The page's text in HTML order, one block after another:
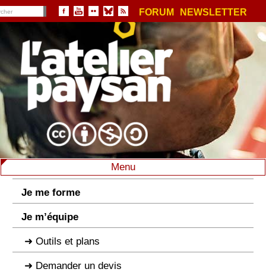
FORUM NEWSLETTER
Menu
Je me forme
Je m’équipe
Outils et plans
Demander un devis